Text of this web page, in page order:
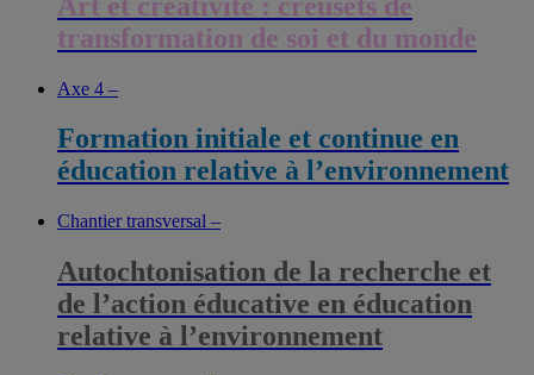
transformation de soi et du monde
Axe 4 –
Formation initiale et continue en
éducation relative à l’environnement
Chantier transversal –
Autochtonisation de la recherche et
de l’action éducative en éducation
relative à l’environnement